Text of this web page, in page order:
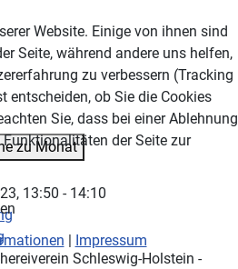
zu Monat
13:50 - 14:10
Schleswig-Holstein -
Website. Einige von ihnen sind
Seite, während andere uns helfen,
zu verbessern (Tracking
entscheiden, ob Sie die Cookies
Sie, dass bei einer Ablehnung
der Seite zur
| Impressum